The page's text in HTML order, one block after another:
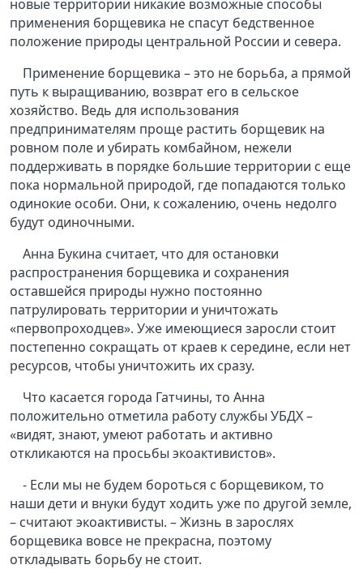
новые территории никакие возможные способы
применения борщевика не спасут бедственное
положение природы центральной России и севера.
Применение борщевика – это не борьба, а прямой
путь к выращиванию, возврат его в сельское
хозяйство. Ведь для использования
предпринимателям проще растить борщевик на
ровном поле и убирать комбайном, нежели
поддерживать в порядке большие территории с еще
пока нормальной природой, где попадаются только
одинокие особи. Они, к сожалению, очень недолго
будут одиночными.
Анна Букина считает, что для остановки
распространения борщевика и сохранения
оставшейся природы нужно постоянно
патрулировать территории и уничтожать
«первопроходцев». Уже имеющиеся заросли стоит
постепенно сокращать от краев к середине, если нет
ресурсов, чтобы уничтожить их сразу.
Что касается города Гатчины, то Анна
положительно отметила работу службы УБДХ –
«видят, знают, умеют работать и активно
откликаются на просьбы экоактивистов».
- Если мы не будем бороться с борщевиком, то
наши дети и внуки будут ходить уже по другой земле,
– считают экоактивисты. – Жизнь в зарослях
борщевика вовсе не прекрасна, поэтому
откладывать борьбу не стоит.